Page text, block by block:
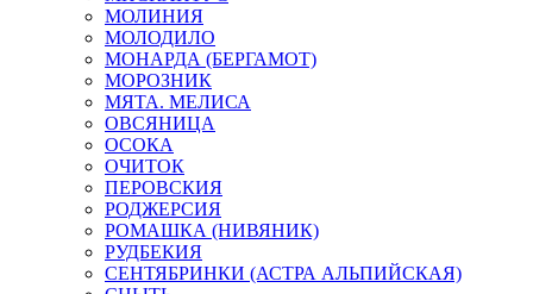
МОЛИНИЯ
МОЛОДИЛО
МОНАРДА (БЕРГАМОТ)
МОРОЗНИК
МЯТА. МЕЛИСА
ОВСЯНИЦА
ОСОКА
ОЧИТОК
ПЕРОВСКИЯ
РОДЖЕРСИЯ
РОМАШКА (НИВЯНИК)
РУДБЕКИЯ
СЕНТЯБРИНКИ (АСТРА АЛЬПИЙСКАЯ)